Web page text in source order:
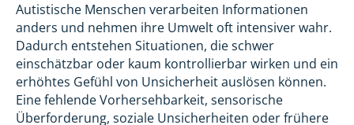
Autistische Menschen verarbeiten Informationen
anders und nehmen ihre Umwelt oft intensiver wahr.
Dadurch entstehen Situationen, die schwer
einschätzbar oder kaum kontrollierbar wirken und ein
erhöhtes Gefühl von Unsicherheit auslösen können.
Eine fehlende Vorhersehbarkeit, sensorische
Überforderung, soziale Unsicherheiten oder frühere